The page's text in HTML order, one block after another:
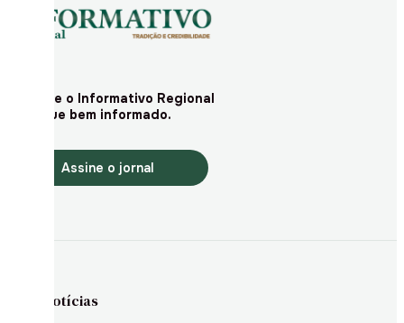
Assine o Informativo Regional
e fique bem informado.
Assine o jornal
Notícias